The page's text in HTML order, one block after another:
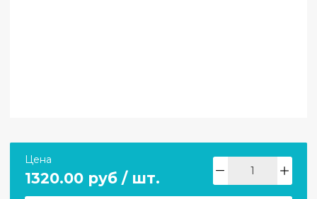
Цена
1320.00 руб / шт.